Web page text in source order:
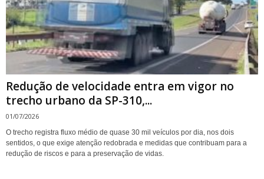
Redução de velocidade entra em vigor no
trecho urbano da SP-310,...
01/07/2026
O trecho registra fluxo médio de quase 30 mil veículos por dia, nos dois
sentidos, o que exige atenção redobrada e medidas que contribuam para a
redução de riscos e para a preservação de vidas.